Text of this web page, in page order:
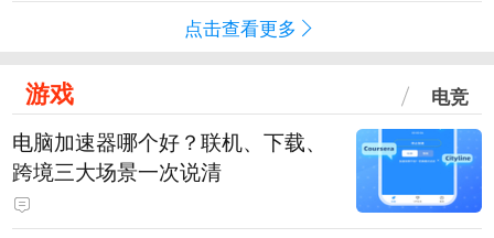
点击查看更多
游戏 电竞
电脑加速器哪个好？联机、下载、
跨境三大场景一次说清